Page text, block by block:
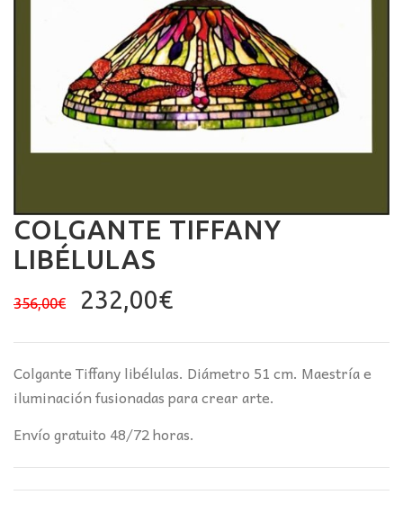
COLGANTE TIFFANY
LIBÉLULAS
356,00€
El
original
era:
356,00€.
232,00€El
actual
es:
232,00€.
Colgante Tiffany libélulas. Diámetro 51 cm. Maestría e
iluminación fusionadas para crear arte.
Envío gratuito 48/72 horas.